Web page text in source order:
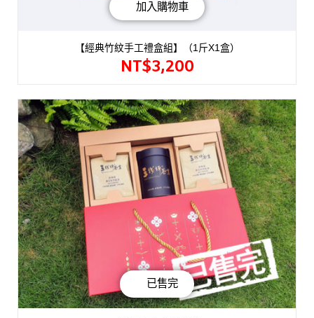
加入購物車
【經典竹紋手工禮盒組】（1斤X1盒）
NT$3,200
已售完